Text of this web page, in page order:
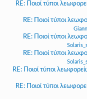
RE: Ποιοί τύποι
RE: Ποιοί τύποι
RE: Ποιοί τύποι
RE: Ποιοί τύποι
RE: Ποιοί τύποι
RE: Ποιοί τύποι